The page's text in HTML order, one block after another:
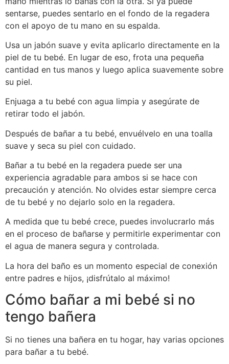
sentarse, puedes sentarlo en el fondo de la regadera
con el apoyo de tu mano en su espalda.
Usa un jabón suave y evita aplicarlo directamente en la
piel de tu bebé. En lugar de eso, frota una pequeña
cantidad en tus manos y luego aplica suavemente sobre
su piel.
Enjuaga a tu bebé con agua limpia y asegúrate de
retirar todo el jabón.
Después de bañar a tu bebé, envuélvelo en una toalla
suave y seca su piel con cuidado.
Bañar a tu bebé en la regadera puede ser una
experiencia agradable para ambos si se hace con
precaución y atención. No olvides estar siempre cerca
de tu bebé y no dejarlo solo en la regadera.
A medida que tu bebé crece, puedes involucrarlo más
en el proceso de bañarse y permitirle experimentar con
el agua de manera segura y controlada.
La hora del baño es un momento especial de conexión
entre padres e hijos, ¡disfrútalo al máximo!
Cómo bañar a mi bebé si no
tengo bañera
Si no tienes una bañera en tu hogar, hay varias opciones
para bañar a tu bebé.